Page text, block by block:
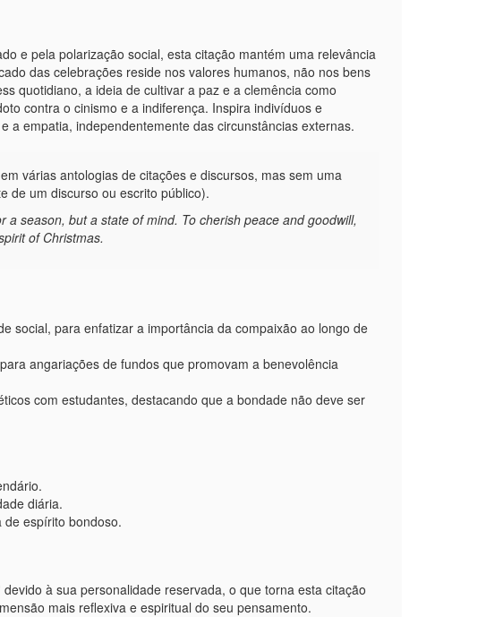
e pela polarização social, esta citação mantém uma relevância
das celebrações reside nos valores humanos, não nos bens
quotidiano, a ideia de cultivar a paz e a clemência como
contra o cinismo e a indiferença. Inspira indivíduos e
a empatia, independentemente das circunstâncias externas.
várias antologias de citações e discursos, mas sem uma
de um discurso ou escrito público).
a season, but a state of mind. To cherish peace and goodwill,
of Christmas.
social, para enfatizar a importância da compaixão ao longo de
angariações de fundos que promovam a benevolência
com estudantes, destacando que a bondade não deve ser
diária.
espírito bondoso.
à sua personalidade reservada, o que torna esta citação
mais reflexiva e espiritual do seu pensamento.